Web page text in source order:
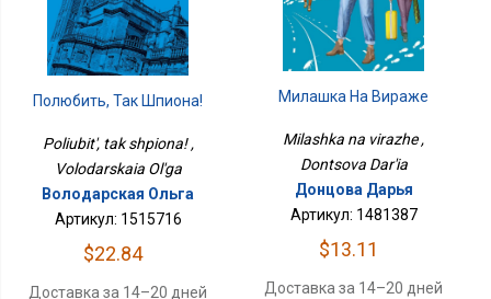
Полюбить, Так Шпиона!
Poliubit', tak shpiona! ,
Volodarskaia Ol'ga
Володарская Ольга
Артикул: 1515716
$22.84
Доставка за 14–20 дней
Милашка На Вираже
Milashka na virazhe ,
Dontsova Dar'ia
Донцова Дарья
Артикул: 1481387
$13.11
Доставка за 14–20 дней